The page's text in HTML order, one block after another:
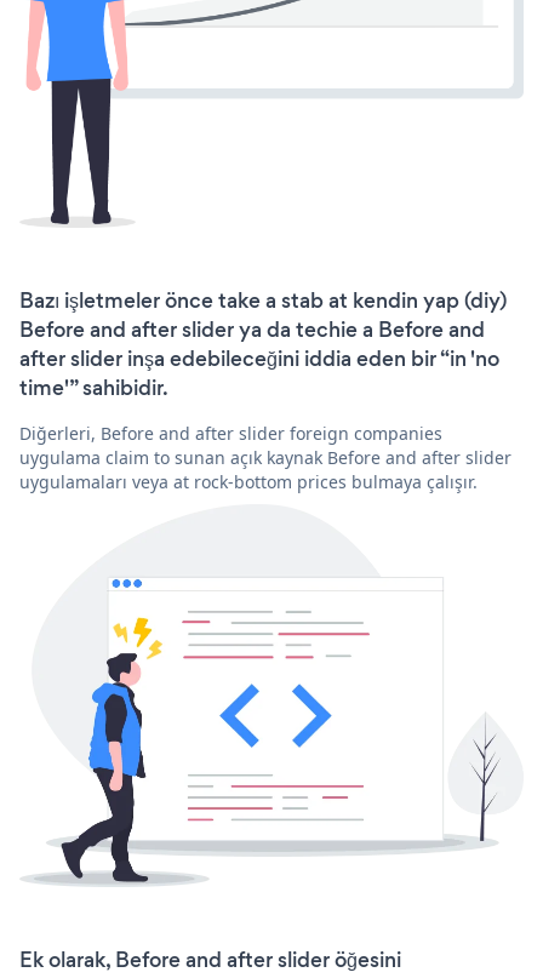
Bazı işletmeler önce take a stab at kendin yap (diy)
Before and after slider ya da techie a Before and
after slider inşa edebileceğini iddia eden bir “in 'no
time'” sahibidir.
Diğerleri, Before and after slider foreign companies
uygulama claim to sunan açık kaynak Before and after slider
uygulamaları veya at rock-bottom prices bulmaya çalışır.
Ek olarak, Before and after slider öğesini